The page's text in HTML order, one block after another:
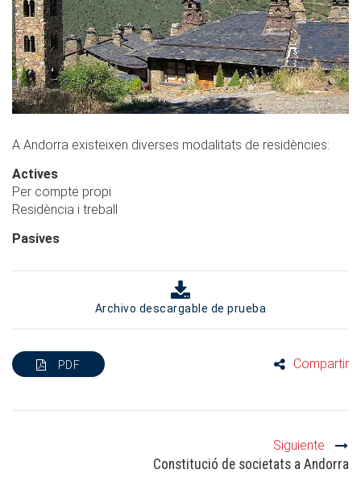
A Andorra existeixen diverses modalitats de residències:
Actives
Per compte propi
Residència i treball
Pasives
Archivo descargable de prueba
PDF Compartir
Siguiente
Constitució de societats a Andorra